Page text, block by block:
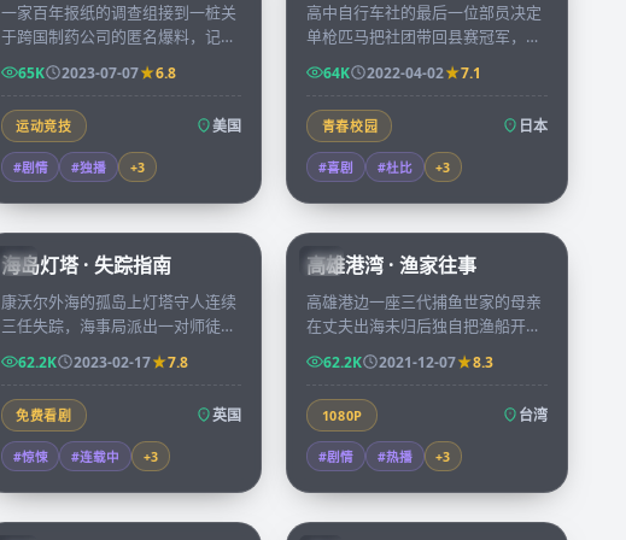
一家百年报纸的调查组接到一桩关
于跨国制药公司的匿名爆料，记者
们在六个月里跨越四个州查证，把
一份档案变成一条改变法律的新
闻。
65K 2023-07-07 6.8
运动竞技 美国
#剧情 #独播 +3
高中自行车社的最后一位部员决定
单枪匹马把社团带回县赛冠军，每
天往返六十公里的训练把胆怯少年
磨成全县瞩目的风之骑士。
64K 2022-04-02 7.1
青春校园 日本
#喜剧 #杜比 +3
CN
99:30
海岛灯塔 · 失踪指南
康沃尔外海的孤岛上灯塔守人连续
三任失踪，海事局派出一对师徒守
岛三个月，每天的日志逐渐被某种
看不见的力量重写。
62.2K 2023-02-17 7.8
免费看剧 英国
#惊悚 #连载中 +3
TW
99:55
高雄港湾 · 渔家往事
高雄港边一座三代捕鱼世家的母亲
在丈夫出海未归后独自把渔船开了
三十年，新一代年轻人决定用纪录
片把母亲的航海日志重新呈现。
62.2K 2021-12-07 8.3
1080P 台湾
#剧情 #热播 +3
91:43 92:58